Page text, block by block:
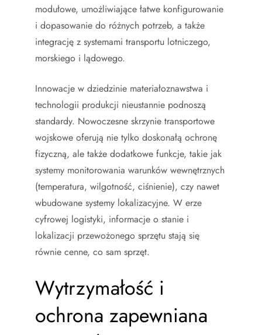
modułowe, umożliwiające łatwe konfigurowanie
i dopasowanie do różnych potrzeb, a także
integrację z systemami transportu lotniczego,
morskiego i lądowego.
Innowacje w dziedzinie materiałoznawstwa i
technologii produkcji nieustannie podnoszą
standardy. Nowoczesne skrzynie transportowe
wojskowe oferują nie tylko doskonałą ochronę
fizyczną, ale także dodatkowe funkcje, takie jak
systemy monitorowania warunków wewnętrznych
(temperatura, wilgotność, ciśnienie), czy nawet
wbudowane systemy lokalizacyjne. W erze
cyfrowej logistyki, informacje o stanie i
lokalizacji przewożonego sprzętu stają się
równie cenne, co sam sprzęt.
Wytrzymałość i
ochrona zapewniana